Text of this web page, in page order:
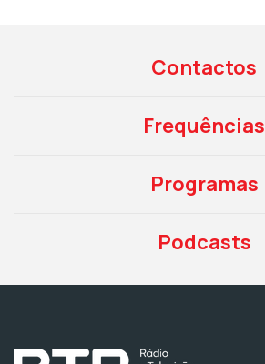
Contactos
Frequências
Programas
Podcasts